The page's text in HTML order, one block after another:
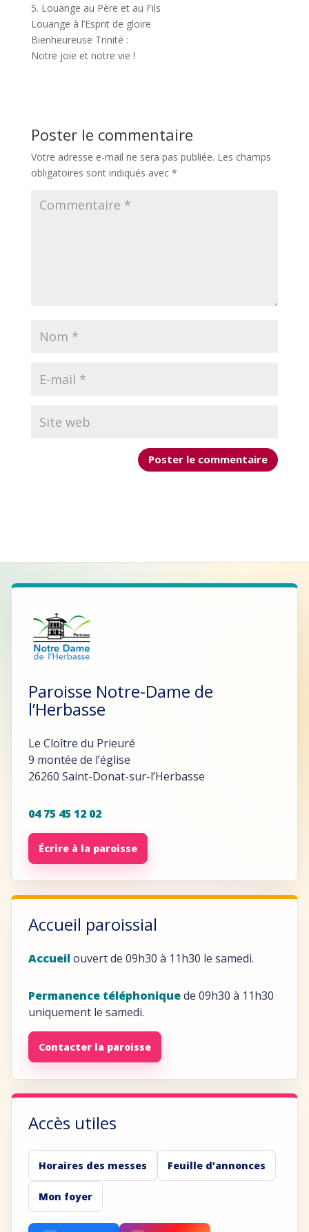
5. Louange au Père et au Fils
Louange à l’Esprit de gloire
Bienheureuse Trinité :
Notre joie et notre vie !
Poster le commentaire
Votre adresse e-mail ne sera pas publiée. Les champs
obligatoires sont indiqués avec *
Paroisse Notre-Dame de
l’Herbasse
Le Cloître du Prieuré
9 montée de l’église
26260 Saint-Donat-sur-l’Herbasse
04 75 45 12 02
Écrire à la paroisse
Accueil paroissial
Accueilouvert de 09h30 à 11h30 le samedi.
Permanence téléphoniquede 09h30 à 11h30
uniquement le samedi.
Contacter la paroisse
Accès utiles
Horaires des messes Feuille d’annonces
Mon foyer